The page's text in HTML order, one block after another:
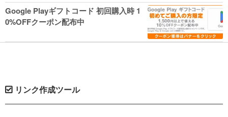
Google Playギフトコード 初回購入時 1
0%OFFクーポン配布中
リンク作成ツール